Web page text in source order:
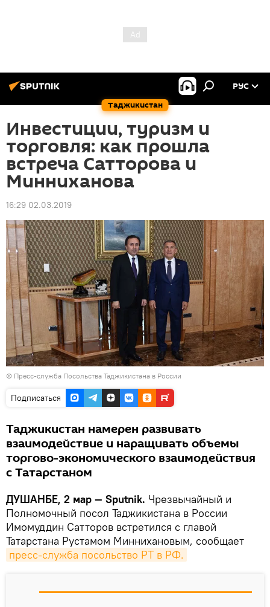
Таджикистан
РУС
Инвестиции, туризм и
торговля: как прошла
встреча Сатторова и
Минниханова
16:29 02.03.2019
© Пресс-служба Посольства Таджикистана в России
Подписаться
Таджикистан намерен развивать
взаимодействие и наращивать объемы
торгово-экономического взаимодействия
с Татарстаном
ДУШАНБЕ, 2 мар — Sputnik. Чрезвычайный и
Полномочный посол Таджикистана в России
Имомуддин Сатторов встретился с главой
Татарстана Рустамом Миннихановым, сообщает
пресс-служба посольство РТ в РФ.